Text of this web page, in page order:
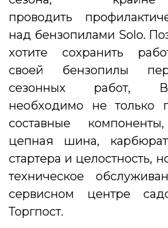
проводить
над бензопилами Solo.
хотите сохранить
своей бензопилы
сезонных работ,
необходимо не только
составные
цепная шина,
стартера и целостность,
техническое
сервисном центре
Торгпост.